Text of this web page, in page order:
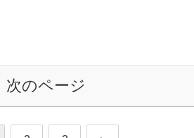
次のページ